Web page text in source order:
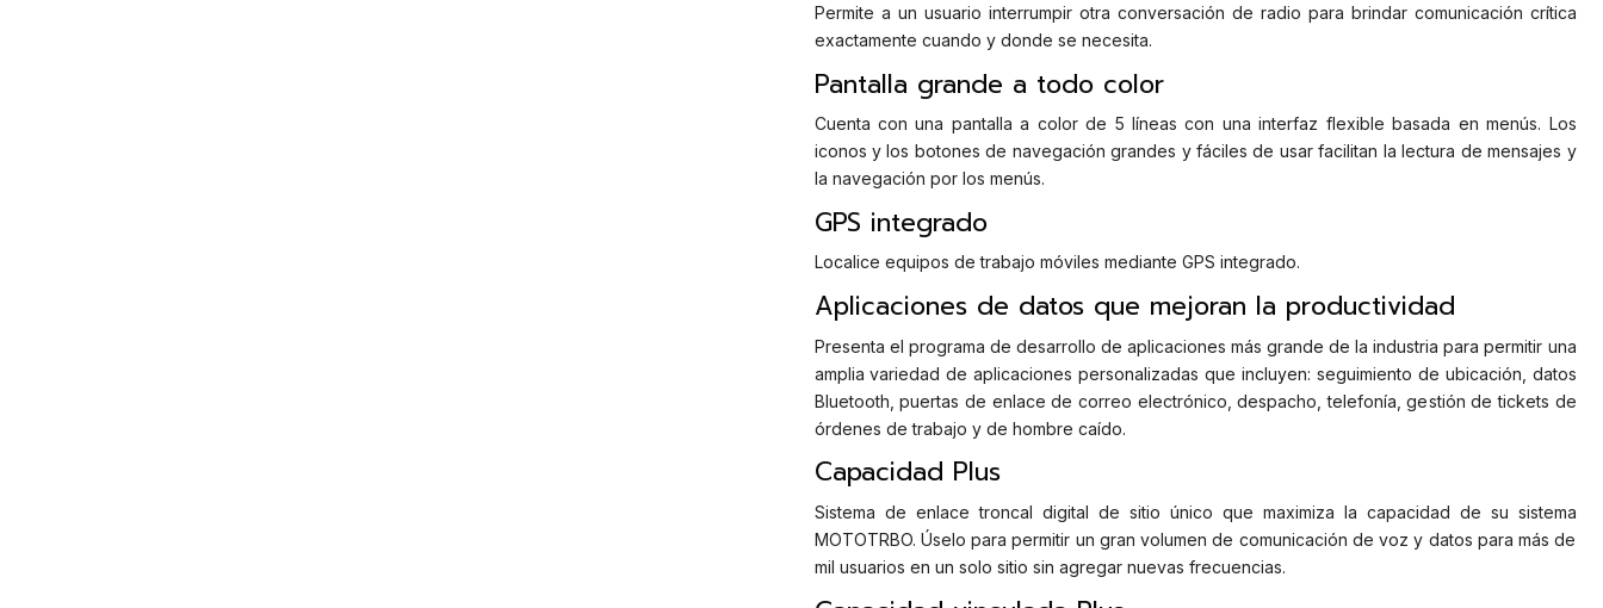
Permite a un usuario interrumpir otra conversación de radio para brindar comunicación crítica
exactamente cuando y donde se necesita.
Pantalla grande a todo color
Cuenta con una pantalla a color de 5 líneas con una interfaz flexible basada en menús. Los
iconos y los botones de navegación grandes y fáciles de usar facilitan la lectura de mensajes y
la navegación por los menús.
GPS integrado
Localice equipos de trabajo móviles mediante GPS integrado.
Aplicaciones de datos que mejoran la productividad
Presenta el programa de desarrollo de aplicaciones más grande de la industria para permitir una
amplia variedad de aplicaciones personalizadas que incluyen: seguimiento de ubicación, datos
Bluetooth, puertas de enlace de correo electrónico, despacho, telefonía, gestión de tickets de
órdenes de trabajo y de hombre caído.
Capacidad Plus
Sistema de enlace troncal digital de sitio único que maximiza la capacidad de su sistema
MOTOTRBO. Úselo para permitir un gran volumen de comunicación de voz y datos para más de
mil usuarios en un solo sitio sin agregar nuevas frecuencias.